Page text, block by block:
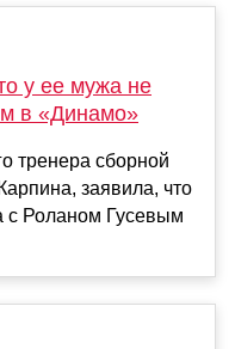
у ее мужа не
в «Динамо»
тренера сборной
заявила, что
с Роланом Гусевым